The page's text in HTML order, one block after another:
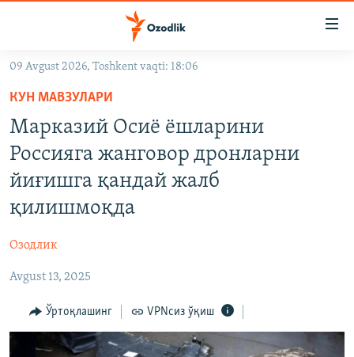
Асосий
навигацияга
ўтинг
Қидиришга
ўтинг
OZODARXIV
На русском
Озодлик бошқа тилларда
09 Avgust 2026, Toshkent vaqti: 18:06
КУН МАВЗУЛАРИ
Марказий Осиё ёшларини
Россияга жанговор дронларни
йиғишга қандай жалб
қилишмоқда
Озодлик
Avgust 13, 2025
Ўртоқлашинг VPNсиз ўқиш